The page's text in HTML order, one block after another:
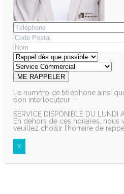
Le numéro de téléphone ainsi
bon interlocuteur
SERVICE DISPONIBLE DU LUNDI
En dehors de ces horaires,
veuillez choisir l’horraire de
X